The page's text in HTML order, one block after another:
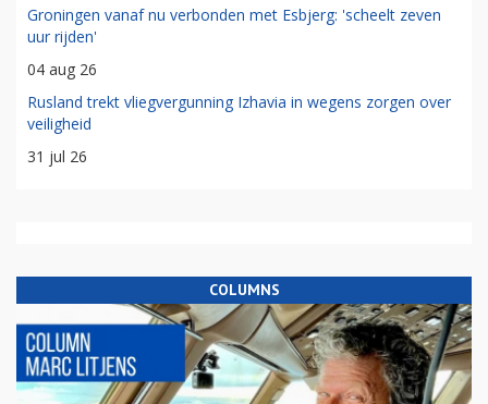
Groningen vanaf nu verbonden met Esbjerg: 'scheelt zeven
uur rijden'
04 aug 26
Rusland trekt vliegvergunning Izhavia in wegens zorgen over
veiligheid
31 jul 26
COLUMNS